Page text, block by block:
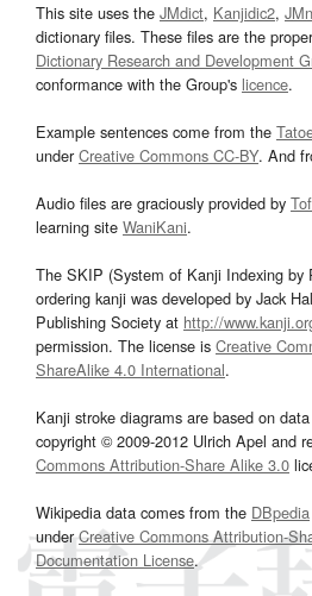
This site uses the JMdict, Kanjidic2,
dictionary files. These files are the
Dictionary Research and Development
conformance with the Group's licence.
Example sentences come from the
underCreative Commons CC-BY. And
Audio files are graciously provided by
learning site WaniKani.
The SKIP (System of Kanji Indexing by
ordering kanji was developed by Jack
Publishing Society at http://
permission. The license is Creative
ShareAlike 4.0 International.
Kanji stroke diagrams are based on
copyright © 2009-2012 Ulrich Apel and
Commons Attribution-Share Alike 3.0
Wikipedia data comes from the DBpedia
underCreative Commons Attribution-
Documentation License.